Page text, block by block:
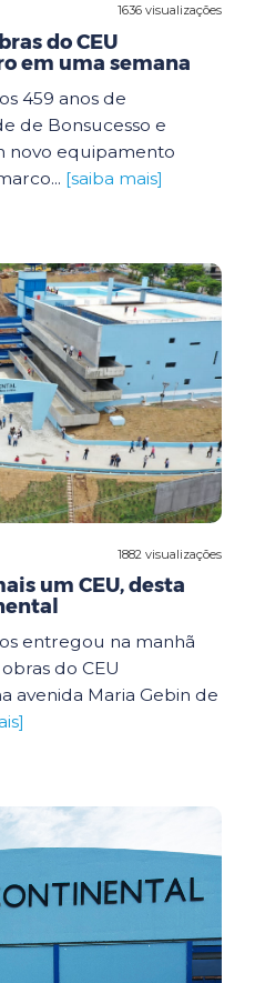
1636 visualizações
do CEU
em uma semana
459 anos de
de Bonsucesso e
novo equipamento
[saiba mais]
1882 visualizações
um CEU, desta
entregou na manhã
do CEU
avenida Maria Gebin de